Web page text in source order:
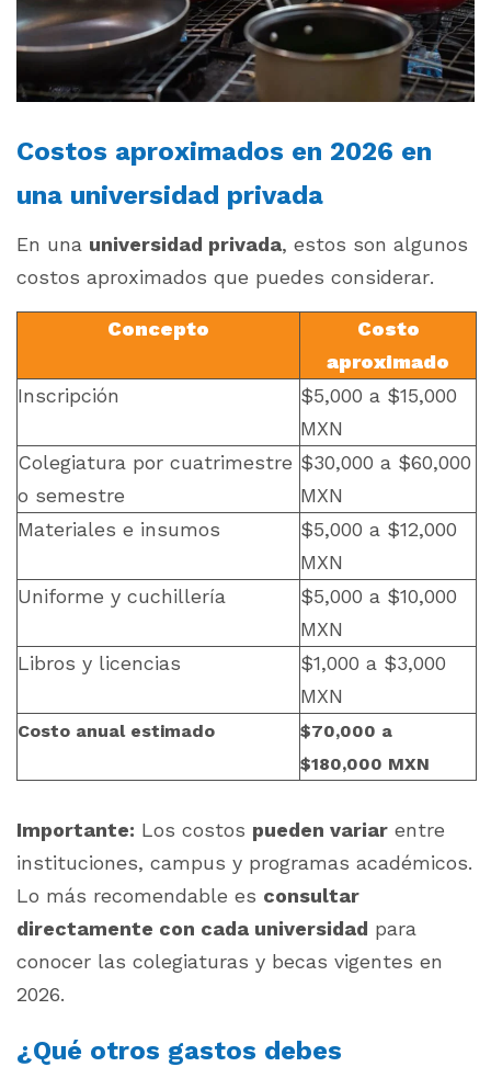
Costos aproximados en 2026 en
una universidad privada
En una universidad privada, estos son algunos
costos aproximados que puedes considerar.
Concepto
Costo
aproximado
Inscripción
$5,000 a $15,000
MXN
Colegiatura por cuatrimestre
o semestre
$30,000 a $60,000
MXN
Materiales e insumos
$5,000 a $12,000
MXN
Uniforme y cuchillería
$5,000 a $10,000
MXN
Libros y licencias
$1,000 a $3,000
MXN
Costo anual estimado
$70,000 a
$180,000 MXN
Importante: Los costos pueden variar entre
instituciones, campus y programas académicos.
Lo más recomendable es consultar
directamente con cada universidad para
conocer las colegiaturas y becas vigentes en
2026.
¿Qué otros gastos debes